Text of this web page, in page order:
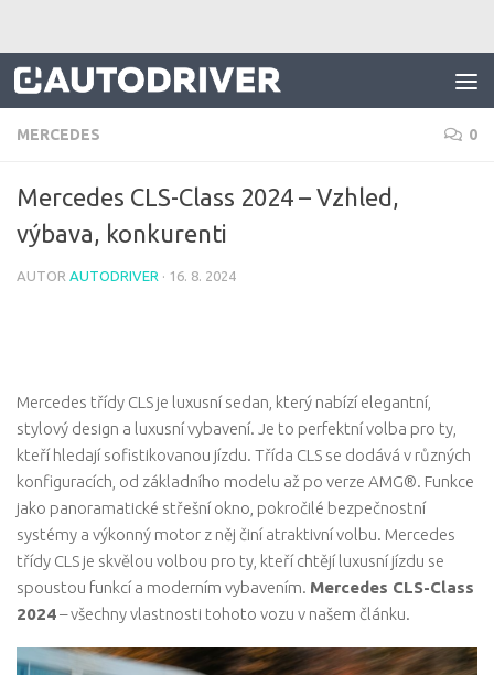
MERCEDES 0
Mercedes CLS-Class 2024 – Vzhled,
výbava, konkurenti
AUTOR AUTODRIVER · 16. 8. 2024
Mercedes třídy CLS je luxusní sedan, který nabízí elegantní,
stylový design a luxusní vybavení. Je to perfektní volba pro ty,
kteří hledají sofistikovanou jízdu. Třída CLS se dodává v různých
konfiguracích, od základního modelu až po verze AMG®. Funkce
jako panoramatické střešní okno, pokročilé bezpečnostní
systémy a výkonný motor z něj činí atraktivní volbu. Mercedes
třídy CLS je skvělou volbou pro ty, kteří chtějí luxusní jízdu se
spoustou funkcí a moderním vybavením. Mercedes CLS-Class
2024– všechny vlastnosti tohoto vozu v našem článku.